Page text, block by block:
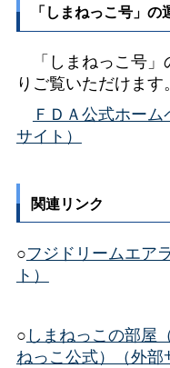
「しまねっこ号」の
「しまねっこ号」
りご覧いただけます
ＦＤＡ公式ホー
サイト）
関連リンク
○フジドリームエア
ト）
○しまねっこの部屋
ねっこ公式）（外部